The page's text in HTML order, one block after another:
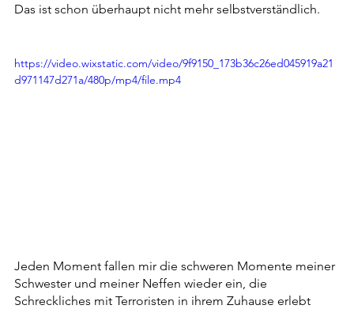
Das ist schon überhaupt nicht mehr selbstverständlich.
https://video.wixstatic.com/video/9f9150_173b36c26ed045919a21
d971147d271a/480p/mp4/file.mp4
Jeden Moment fallen mir die schweren Momente meiner
Schwester und meiner Neffen wieder ein, die
Schreckliches mit Terroristen in ihrem Zuhause erlebt